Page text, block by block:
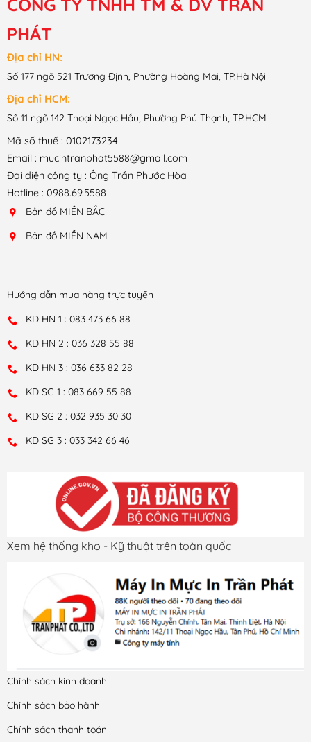
CÔNG TY TNHH TM & DV TRẦN
PHÁT
Địa chỉ HN:
Số 177 ngõ 521 Trương Định, Phường Hoàng Mai, TP.Hà Nội
Địa chỉ HCM:
Số 11 ngõ 142 Thoại Ngọc Hầu, Phường Phú Thạnh, TP.HCM
Mã số thuế : 0102173234
Email : mucintranphat5588@gmail.com
Đại diện công ty : Ông Trần Phước Hòa
Hotline : 0988.69.5588
Bản đồ MIỀN BẮC
Bản đồ MIỀN NAM
Hướng dẫn mua hàng trực tuyến
KD HN 1 : 083 473 66 88
KD HN 2 : 036 328 55 88
KD HN 3 : 036 633 82 28
KD SG 1 : 083 669 55 88
KD SG 2 : 032 935 30 30
KD SG 3 : 033 342 66 46
Xem hệ thống kho - Kỹ thuật trên toàn quốc
Chính sách kinh doanh
Chính sách bảo hành
Chính sách thanh toán